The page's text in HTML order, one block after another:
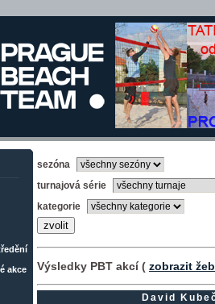
akce
sezóna
turnajová série
kategorie
Výsledky PBT akcí ( zobrazit
David